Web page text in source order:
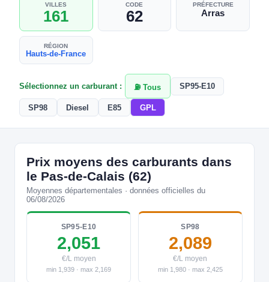
VILLES
161
CODE
62
PRÉFECTURE
Arras
RÉGION
Hauts-de-France
Sélectionnez un carburant : ⛽ Tous SP95-E10
SP98 Diesel E85 GPL
Prix moyens des carburants dans
le Pas-de-Calais (62)
Moyennes départementales · données officielles du
06/08/2026
SP95-E10
2,051
€/L moyen
min 1,939 · max 2,169
SP98
2,089
€/L moyen
min 1,980 · max 2,425